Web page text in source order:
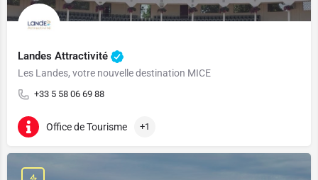
Landes Attractivité
Les Landes, votre nouvelle destination MICE
+33 5 58 06 69 88
Office de Tourisme +1